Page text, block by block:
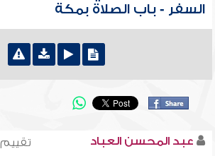
السفر - باب الصلاة بمكة
تقييم عبد المحسن العباد